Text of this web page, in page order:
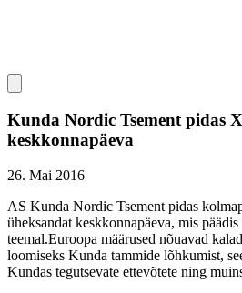
Kunda Nordic Tsement pidas
keskkonnapäeva
26. Mai 2016
AS Kunda Nordic Tsement pidas
üheksandat keskkonnapäeva, mis
teemal.Euroopa määrused nõuavad
loomiseks Kunda tammide lõhkumist,
Kundas tegutsevate ettevõtete ning